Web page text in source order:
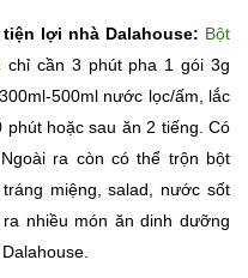
lợi nhà Dalahouse: Bột
chỉ cần 3 phút pha 1 gói 3g
500ml nước lọc/ấm, lắc
hoặc sau ăn 2 tiếng. Có
ra còn có thể trộn bột
miệng, salad, nước sốt
nhiều món ăn dinh dưỡng